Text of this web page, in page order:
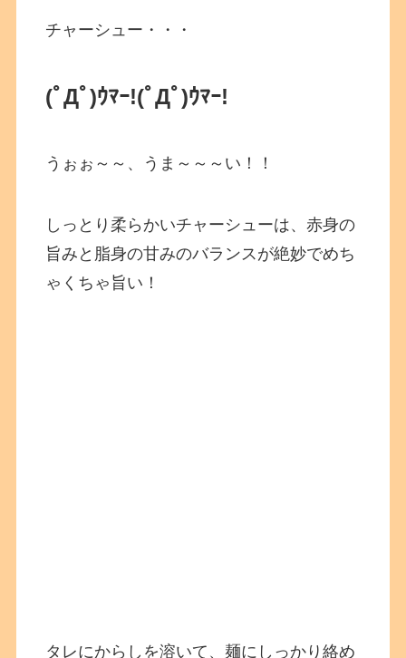
チャーシュー・・・
(ﾟДﾟ)ｳﾏｰ!(ﾟДﾟ)ｳﾏｰ!
うぉぉ～～、うま～～～い！！
しっとり柔らかいチャーシューは、赤身の
旨みと脂身の甘みのバランスが絶妙でめち
ゃくちゃ旨い！
タレにからしを溶いて、麺にしっかり絡め